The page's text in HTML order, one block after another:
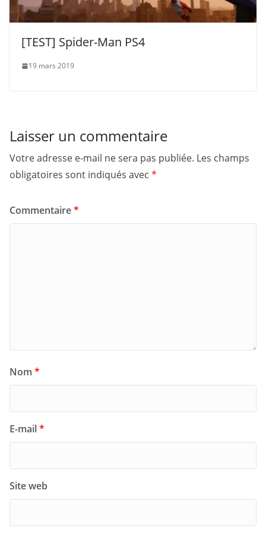
[TEST] Spider-Man PS4
19 mars 2019
Laisser un commentaire
Votre adresse e-mail ne sera pas publiée. Les champs
obligatoires sont indiqués avec *
Commentaire*
Nom *
E-mail*
Site web